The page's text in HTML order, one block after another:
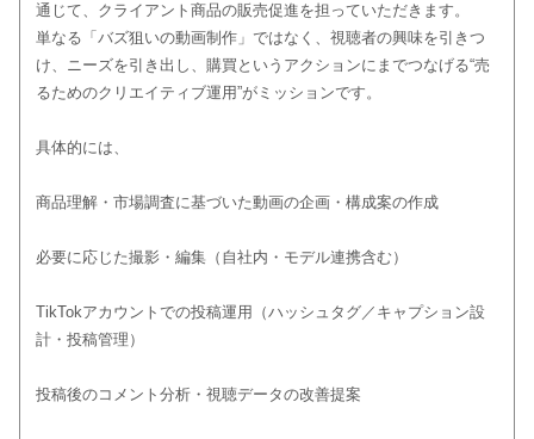
通じて、クライアント商品の販売促進を担っていただきます。
単なる「バズ狙いの動画制作」ではなく、視聴者の興味を引きつ
け、ニーズを引き出し、購買というアクションにまでつなげる“売
るためのクリエイティブ運用”がミッションです。
具体的には、
商品理解・市場調査に基づいた動画の企画・構成案の作成
必要に応じた撮影・編集（自社内・モデル連携含む）
TikTokアカウントでの投稿運用（ハッシュタグ／キャプション設
計・投稿管理）
投稿後のコメント分析・視聴データの改善提案